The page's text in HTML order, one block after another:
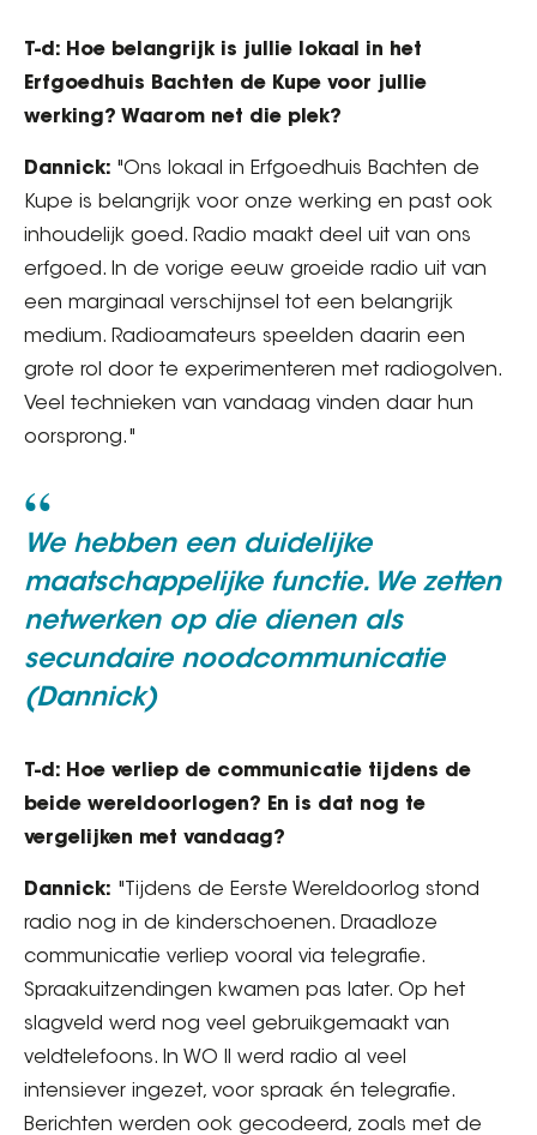
T-d: Hoe belangrijk is jullie lokaal in het
Erfgoedhuis Bachten de Kupe voor jullie
werking? Waarom net die plek?
Dannick: "Ons lokaal in Erfgoedhuis Bachten de
Kupe is belangrijk voor onze werking en past ook
inhoudelijk goed. Radio maakt deel uit van ons
erfgoed. In de vorige eeuw groeide radio uit van
een marginaal verschijnsel tot een belangrijk
medium. Radioamateurs speelden daarin een
grote rol door te experimenteren met radiogolven.
Veel technieken van vandaag vinden daar hun
oorsprong."
We hebben een duidelijke
maatschappelijke functie. We zetten
netwerken op die dienen als
secundaire noodcommunicatie
(Dannick)
T-d: Hoe verliep de communicatie tijdens de
beide wereldoorlogen? En is dat nog te
vergelijken met vandaag?
Dannick: "Tijdens de Eerste Wereldoorlog stond
radio nog in de kinderschoenen. Draadloze
communicatie verliep vooral via telegrafie.
Spraakuitzendingen kwamen pas later. Op het
slagveld werd nog veel gebruikgemaakt van
veldtelefoons. In WO II werd radio al veel
intensiever ingezet, voor spraak én telegrafie.
Berichten werden ook gecodeerd, zoals met de